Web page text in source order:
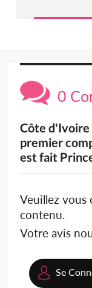
0
Côte d'Ivoire
premier
est fait
Veuillez
contenu.
Votre avis
Se